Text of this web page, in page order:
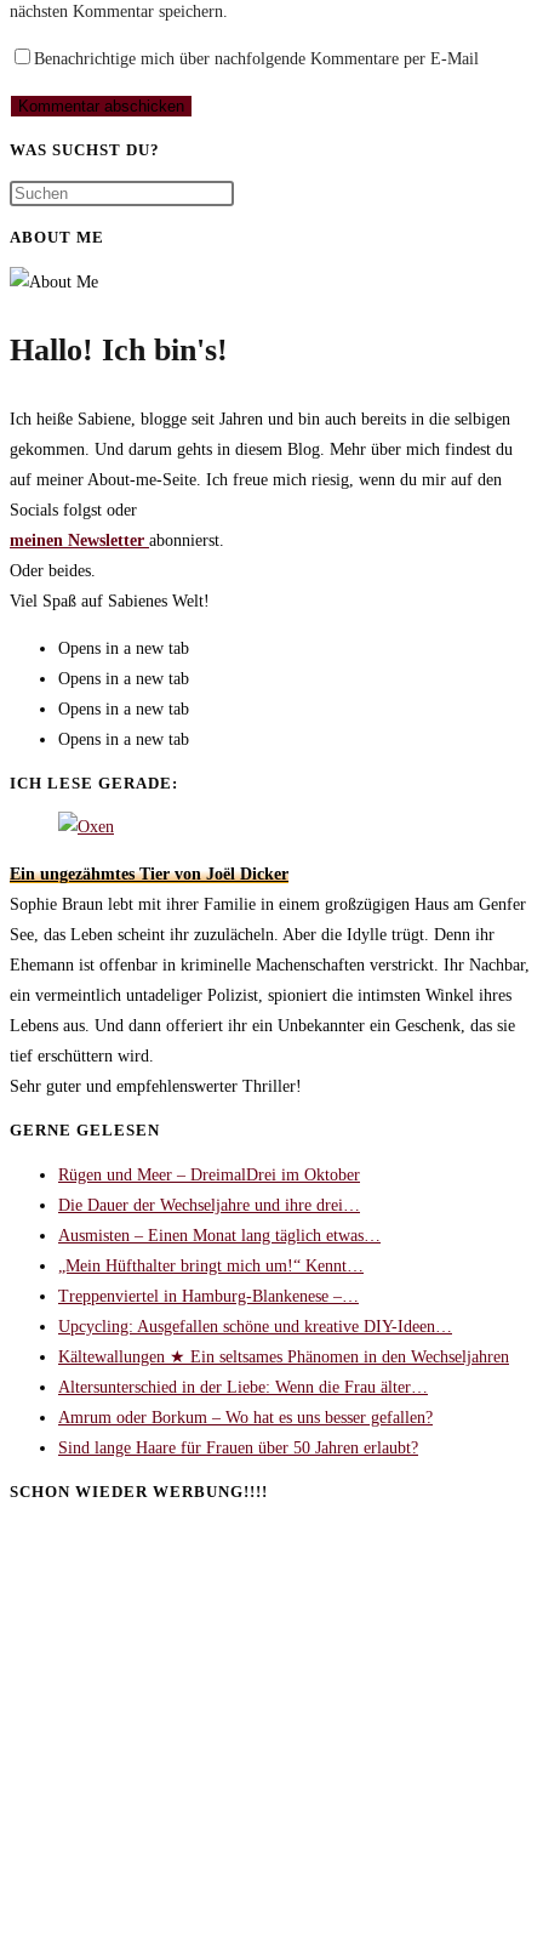
nächsten Kommentar speichern.
Benachrichtige mich über nachfolgende Kommentare per E-Mail
WAS SUCHST DU?
ABOUT ME
Hallo! Ich bin's!
Ich heiße Sabiene, blogge seit Jahren und bin auch bereits in die selbigen
gekommen. Und darum gehts in diesem Blog. Mehr über mich findest du
auf meiner About-me-Seite. Ich freue mich riesig, wenn du mir auf den
Socials folgst oder
meinen Newsletter abonnierst.
Oder beides.
Viel Spaß auf Sabienes Welt!
Opens in a new tab
Opens in a new tab
Opens in a new tab
Opens in a new tab
ICH LESE GERADE:
Ein ungezähmtes Tier von Joël Dicker
Sophie Braun lebt mit ihrer Familie in einem großzügigen Haus am Genfer
See, das Leben scheint ihr zuzulächeln. Aber die Idylle trügt. Denn ihr
Ehemann ist offenbar in kriminelle Machenschaften verstrickt. Ihr Nachbar,
ein vermeintlich untadeliger Polizist, spioniert die intimsten Winkel ihres
Lebens aus. Und dann offeriert ihr ein Unbekannter ein Geschenk, das sie
tief erschüttern wird.
Sehr guter und empfehlenswerter Thriller!
GERNE GELESEN
Rügen und Meer – DreimalDrei im Oktober
Die Dauer der Wechseljahre und ihre drei…
Ausmisten – Einen Monat lang täglich etwas…
„Mein Hüfthalter bringt mich um!“ Kennt…
Treppenviertel in Hamburg-Blankenese –…
Upcycling: Ausgefallen schöne und kreative DIY-Ideen…
Kältewallungen ★ Ein seltsames Phänomen in den Wechseljahren
Altersunterschied in der Liebe: Wenn die Frau älter…
Amrum oder Borkum – Wo hat es uns besser gefallen?
Sind lange Haare für Frauen über 50 Jahren erlaubt?
SCHON WIEDER WERBUNG!!!!